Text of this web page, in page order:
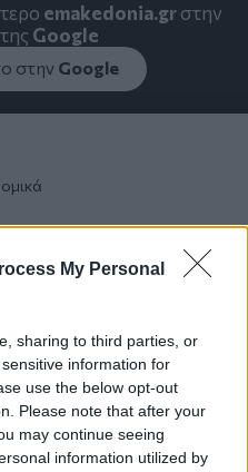
My Personal
sharing to third parties, or
information for
use the below opt-out
Please note that after your
may continue seeing
information utilized by
emakedonia.grστην
Google
στην Google